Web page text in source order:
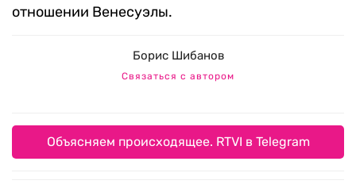
отношении Венесуэлы.
Борис Шибанов
Связаться с автором
Объясняем происходящее. RTVI в Telegram